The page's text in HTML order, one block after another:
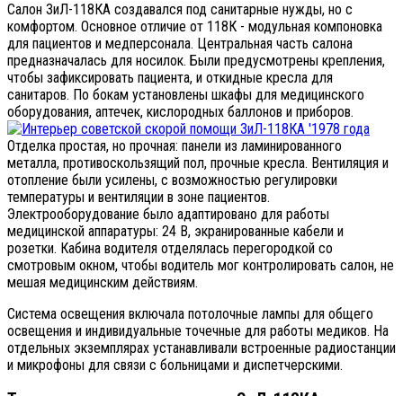
Салон ЗиЛ-118КА создавался под санитарные нужды, но с
комфортом. Основное отличие от 118К - модульная компоновка
для пациентов и медперсонала. Центральная часть салона
предназначалась для носилок. Были предусмотрены крепления,
чтобы зафиксировать пациента, и откидные кресла для
санитаров. По бокам установлены шкафы для медицинского
оборудования, аптечек, кислородных баллонов и приборов.
Отделка простая, но прочная: панели из ламинированного
металла, противоскользящий пол, прочные кресла. Вентиляция и
отопление были усилены, с возможностью регулировки
температуры и вентиляции в зоне пациентов.
Электрооборудование было адаптировано для работы
медицинской аппаратуры: 24 В, экранированные кабели и
розетки. Кабина водителя отделялась перегородкой со
смотровым окном, чтобы водитель мог контролировать салон, не
мешая медицинским действиям.
Система освещения включала потолочные лампы для общего
освещения и индивидуальные точечные для работы медиков. На
отдельных экземплярах устанавливали встроенные радиостанции
и микрофоны для связи с больницами и диспетчерскими.